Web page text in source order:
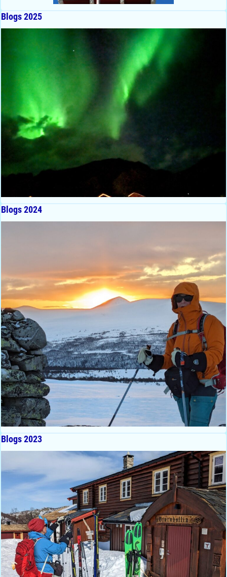
Blogs 2025
Blogs 2024
Blogs 2023